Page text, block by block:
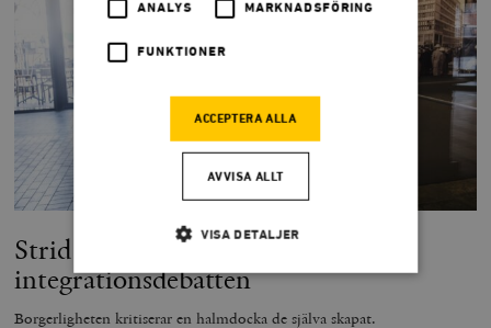
Strid mot halmdockor vinner inte
integrations­debatten
Borgerligheten kritiserar en halmdocka de själva skapat.
ANALYS MARKNADSFÖRING
FUNKTIONER
ACCEPTERA ALLA
AVVISA ALLT
VISA DETALJER
Strikt nödvändigt Analys